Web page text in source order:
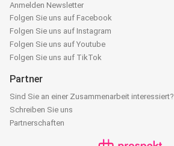
Anmelden Newsletter
Folgen Sie uns auf Facebook
Folgen Sie uns auf Instagram
Folgen Sie uns auf Youtube
Folgen Sie uns auf TikTok
Partner
Sind Sie an einer Zusammenarbeit interessiert?
Schreiben Sie uns
Partnerschaften